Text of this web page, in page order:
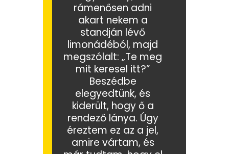
rámenősen adni
akart nekem a
standján lévő
limonádéból, majd
megszólalt: „Te meg
mit keresel itt?”
Beszédbe
elegyedtünk, és
kiderült, hogy ő a
rendező lánya. Úgy
éreztem ez az a jel,
amire vártam, és